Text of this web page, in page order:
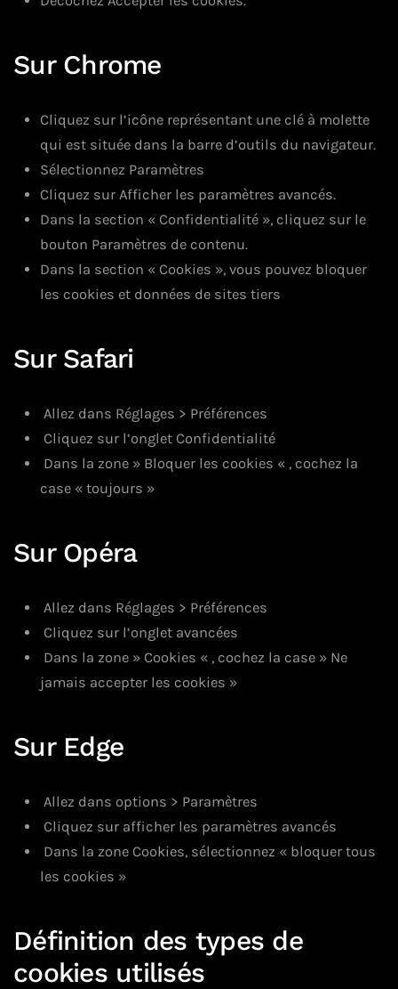
Sur Chrome
Cliquez sur l’icône représentant une clé à molette
qui est située dans la barre d’outils du navigateur.
Sélectionnez Paramètres
Cliquez sur Afficher les paramètres avancés.
Dans la section « Confidentialité », cliquez sur le
bouton Paramètres de contenu.
Dans la section « Cookies », vous pouvez bloquer
les cookies et données de sites tiers
Sur Safari
Allez dans Réglages > Préférences
Cliquez sur l’onglet Confidentialité
Dans la zone » Bloquer les cookies « , cochez la
case « toujours »
Sur Opéra
Allez dans Réglages > Préférences
Cliquez sur l’onglet avancées
Dans la zone » Cookies « , cochez la case » Ne
jamais accepter les cookies »
Sur Edge
Allez dans options > Paramètres
Cliquez sur afficher les paramètres avancés
Dans la zone Cookies, sélectionnez « bloquer tous
les cookies »
Définition des types de
cookies utilisés